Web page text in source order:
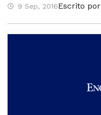
9 Sep, 2016Escrito por